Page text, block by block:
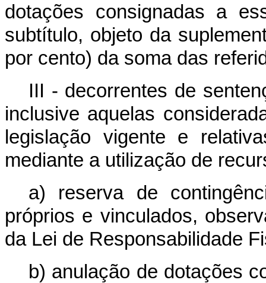
dotações consignadas a
subtítulo, objeto da
por cento) da soma das
III - decorrentes de
inclusive aquelas
legislação vigente e
mediante a utilização de
a) reserva de
próprios e vinculados,
da Lei de Responsabilidade
b) anulação de dotações